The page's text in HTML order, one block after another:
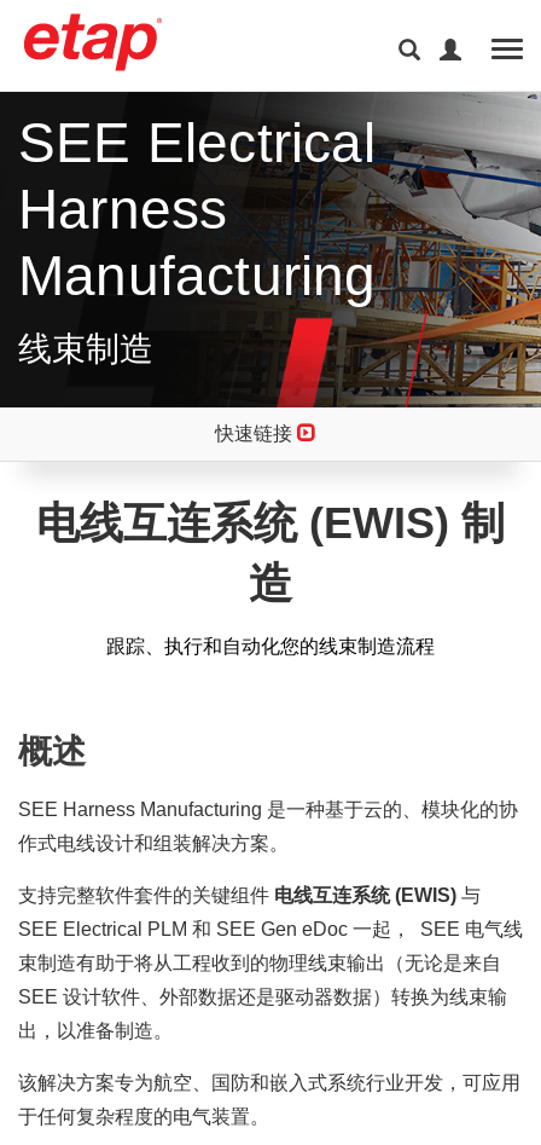
SEE Electrical
Harness
Manufacturing
线束制造
快速链接
电线互连系统 (EWIS) 制
造
跟踪、执行和自动化您的线束制造流程
概述
SEE Harness Manufacturing 是一种基于云的、模块化的协
作式电线设计和组装解决方案。
支持完整软件套件的关键组件 电线互连系统 (EWIS) 与
SEE Electrical PLM 和 SEE Gen eDoc 一起，
SEE 电气线
束制造有助于将从工程收到的物理线束输出（无论是来自
SEE 设计软件、外部数据还是驱动器数据）转换为线束输
出，以准备制造。
该解决方案专为航空、国防和嵌入式系统行业开发，可应用
于任何复杂程度的电气装置。